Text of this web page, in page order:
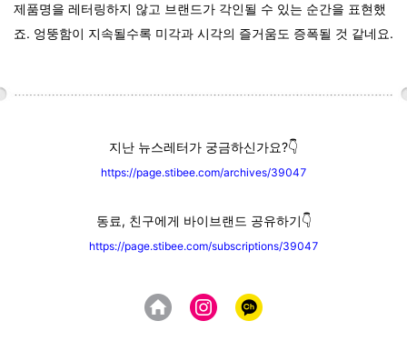
제품명을 레터링하지 않고 브랜드가 각인될 수 있는 순간을 표현했
죠. 엉뚱함이 지속될수록 미각과 시각의 즐거움도 증폭될 것 같네요.
지난 뉴스레터가 궁금하신가요?👇
https://page.stibee.com/archives/39047
동료, 친구에게 바이브랜드 공유하기👇
https://page.stibee.com/subscriptions/39047